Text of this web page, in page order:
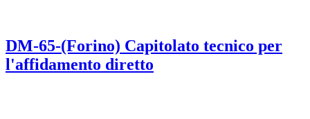
DM-65-(Forino) Capitolato tecnico per
l'affidamento diretto